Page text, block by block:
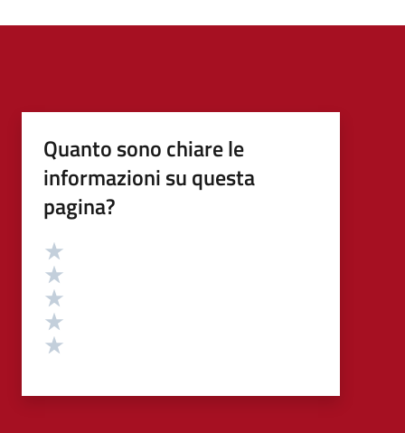
Quanto sono chiare le
informazioni su questa
pagina?
Valutazione